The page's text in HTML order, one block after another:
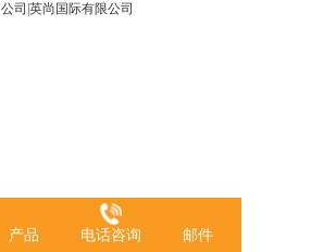
公司|英尚国际有限公司
产品 电话咨询 邮件